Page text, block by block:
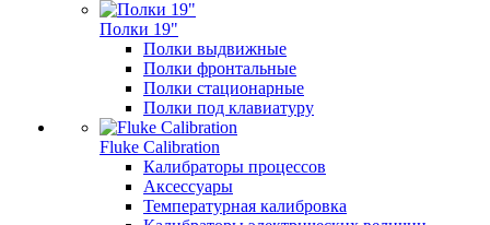
Полки 19"
Полки выдвижные
Полки фронтальные
Полки стационарные
Полки под клавиатуру
Fluke Calibration
Калибраторы процессов
Аксессуары
Температурная калибровка